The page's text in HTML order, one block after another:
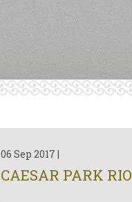
06 Sep 2017 |
CAESAR PARK